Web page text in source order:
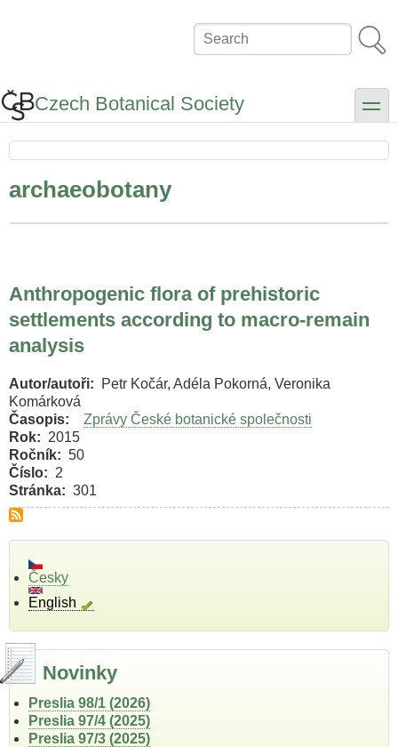
Search
Czech Botanical Society toggle
archaeobotany
Anthropogenic flora of prehistoric
settlements according to macro-remain
analysis
Autor/autoři
Petr Kočár, Adéla Pokorná, Veronika
Komárková
Časopis
Zprávy České botanické společnosti
Rok
2015
Ročník
50
Číslo
2
Stránka
301
Česky
English
Novinky
Preslia 98/1 (2026)
Preslia 97/4 (2025)
Preslia 97/3 (2025)